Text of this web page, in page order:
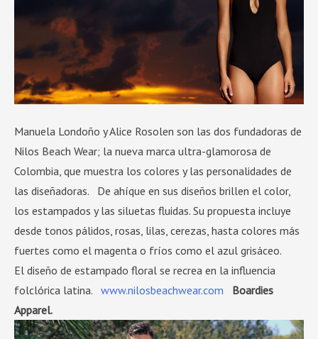
Manuela Londoño y Alice Rosolen son las dos fundadoras de
Nilos Beach Wear; la nueva marca ultra-glamorosa de
Colombia, que muestra los colores y las personalidades de
las diseñadoras. De ahíque en sus diseños brillen el color,
los estampados y las siluetas fluidas. Su propuesta incluye
desde tonos pálidos, rosas, lilas, cerezas, hasta colores más
fuertes como el magenta o fríos como el azul grisáceo.
El diseño de estampado floral se recrea en la influencia
folclórica latina. www.nilosbeachwear.com
Boardies
Apparel.